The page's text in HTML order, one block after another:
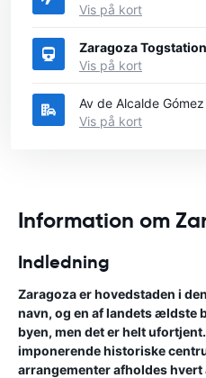
Vis på kort
Zaragoza Togstation
Vis på kort
Av de Alcalde
Vis på kort
Information om
Indledning
Zaragoza er hovedstaden i
navn, og en af landets ældste
byen, men det er helt
imponerende historiske
arrangementer afholdes hvert